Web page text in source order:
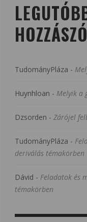
TudományPláza -
Huynhloan - Melyik a
Dzsorden - Zárójel
TudományPláza -
deriválás témakörben
Dávid - Feladatok és
témakörben